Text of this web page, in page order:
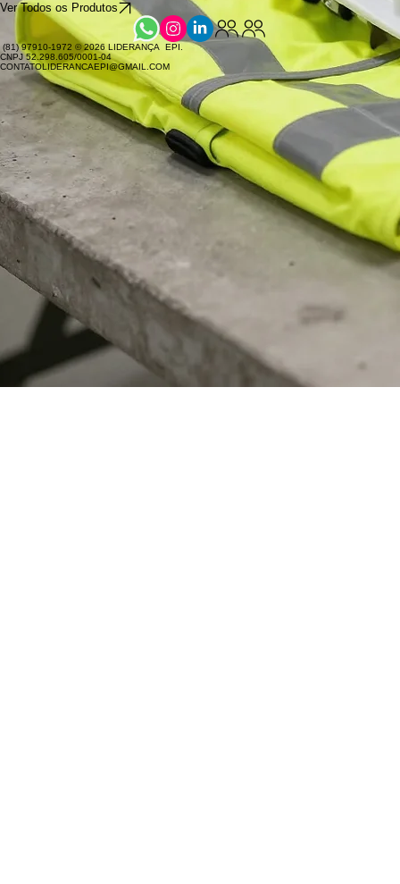
Ver Todos os Produtos
(81) 97910-1972 © 2026 LIDERANÇA EPI.
CNPJ 52.298.605/0001-04
CONTATOLIDERANCAEPI@GMAIL.COM